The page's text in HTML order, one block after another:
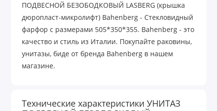
ПОДВЕСНОЙ БЕЗОБОДКОВЫЙ LASBERG (крышка
дюропласт-микролифт) Bahenberg - Стекловидный
фарфор с размерами 505*350*355. Bahenberg - это
качество и стиль из Италии. Покупайте раковины,
унитазы, биде от бренда Bahenberg в нашем
магазине.
Технические характеристики УНИТАЗ